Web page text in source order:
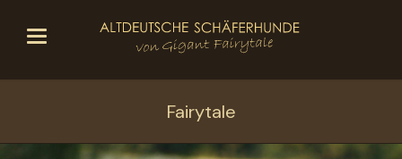
Fairytale